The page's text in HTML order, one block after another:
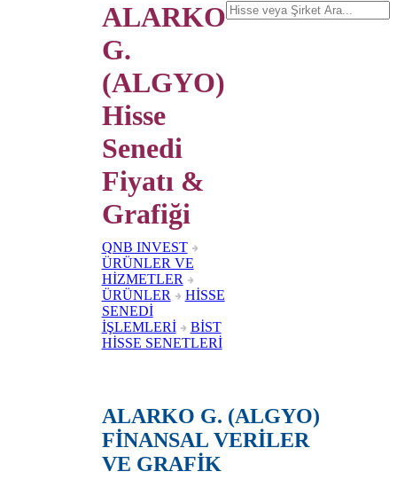
ALARKO
G.
(ALGYO)
Hisse
Senedi
Fiyatı &
Grafiği
QNB INVEST
ÜRÜNLER VE
HİZMETLER
ÜRÜNLER
HİSSE
SENEDİ
İŞLEMLERİ
BİST
HİSSE SENETLERİ
ALARKO G. (ALGYO)
FİNANSAL VERİLER
VE GRAFİK